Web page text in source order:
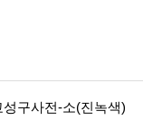
구사전-소(진녹색)